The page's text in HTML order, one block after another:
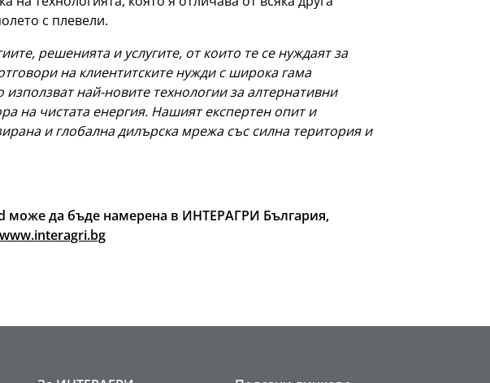
с плевели.
решенията и услугите, от които те се нуждаят за
на клиентитските нужди с широка гама
най-новите технологии за алтернативни
на чистата енергия. Нашият експертен опит и
и глобална дилърска мрежа със силна територия и
може да бъде намерена в ИНТЕРАГРИ България,
www.interagri.bg